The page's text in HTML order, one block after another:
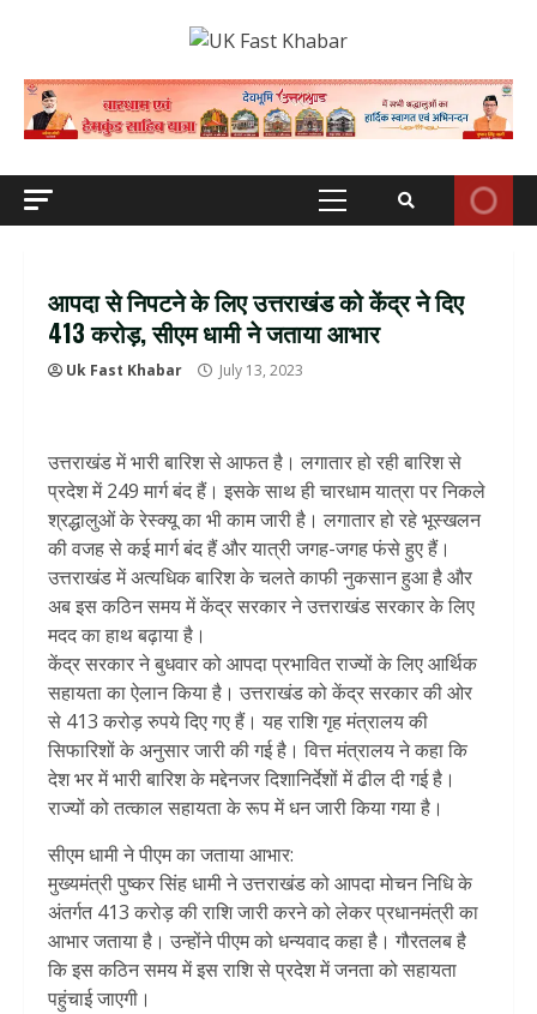
Primary
आपदा से निपटने के लिए उत्तराखंड को केंद्र ने दिए
413 करोड़, सीएम धामी ने जताया आभार
Uk Fast Khabar July 13, 2023
उत्तराखंड में भारी बारिश से आफत है। लगातार हो रही बारिश से
प्रदेश में 249 मार्ग बंद हैं। इसके साथ ही चारधाम यात्रा पर निकले
श्रद्धालुओं के रेस्क्यू का भी काम जारी है। लगातार हो रहे भूस्खलन
की वजह से कई मार्ग बंद हैं और यात्री जगह-जगह फंसे हुए हैं।
उत्तराखंड में अत्यधिक बारिश के चलते काफी नुकसान हुआ है और
अब इस कठिन समय में केंद्र सरकार ने उत्तराखंड सरकार के लिए
मदद का हाथ बढ़ाया है।
केंद्र सरकार ने बुधवार को आपदा प्रभावित राज्यों के लिए आर्थिक
सहायता का ऐलान किया है। उत्तराखंड को केंद्र सरकार की ओर
से 413 करोड़ रुपये दिए गए हैं। यह राशि गृह मंत्रालय की
सिफारिशों के अनुसार जारी की गई है। वित्त मंत्रालय ने कहा कि
देश भर में भारी बारिश के मद्देनजर दिशानिर्देशों में ढील दी गई है।
राज्यों को तत्काल सहायता के रूप में धन जारी किया गया है।
सीएम धामी ने पीएम का जताया आभार:
मुख्यमंत्री पुष्कर सिंह धामी ने उत्तराखंड को आपदा मोचन निधि के
अंतर्गत 413 करोड़ की राशि जारी करने को लेकर प्रधानमंत्री का
आभार जताया है। उन्होंने पीएम को धन्यवाद कहा है। गौरतलब है
कि इस कठिन समय में इस राशि से प्रदेश में जनता को सहायता
पहुंचाई जाएगी।